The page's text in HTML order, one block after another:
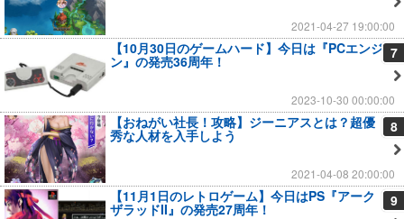
2021-04-27 19:00:00
7
【10月30日のゲームハード】今日は『PCエンジ
ン』の発売36周年！
2023-10-30 00:00:00
8
【おねがい社長！攻略】ジーニアスとは？超優
秀な人材を入手しよう
2021-04-08 20:00:00
9
【11月1日のレトロゲーム】今日はPS『アーク
ザラッドII』の発売27周年！